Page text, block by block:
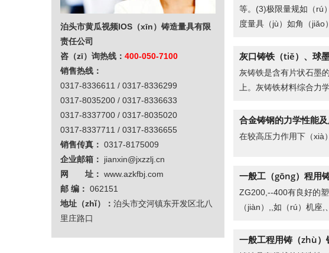
等。(3)极限量规如（rú
度量具（jù）如角（jiǎo
灰口铸铁（tiě）、球
灰铸铁是含有片状石墨
上。灰铸铁材料综合力
合金铸钢的力学性能
在较高压力作用下（xià
一般工（gōng）程用
ZG200,--400有良好的
（jiàn）,,如（rú）机座
一般工程用铸（zhù
泊头市黄瓜视频IOS（xīn）铸造量具有限
责任公司
咨（zī）询热线： 400-050-7100
销售热线：
0317-8336611 / 0317-8336299
0317-8035200 / 0317-8336633
0317-8337700 / 0317-8035020
0317-8337711 / 0317-8336655
销售传真： 0317-8175009
企业邮箱：
jianxin@jxzzlj.cn
网 址： www.azkfbj.com
邮 编： 062151
地址（zhǐ）： 泊头市交河镇东开发区北八
里庄路口